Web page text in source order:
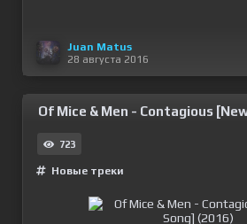
Juan Matus
28 августа 2016
Of Mice & Men - Contagious
723
Новые треки